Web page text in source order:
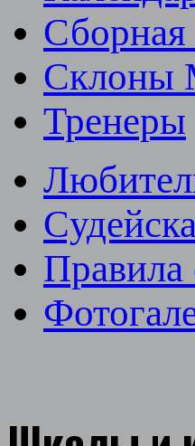
Склоны
Тренеры
Правила